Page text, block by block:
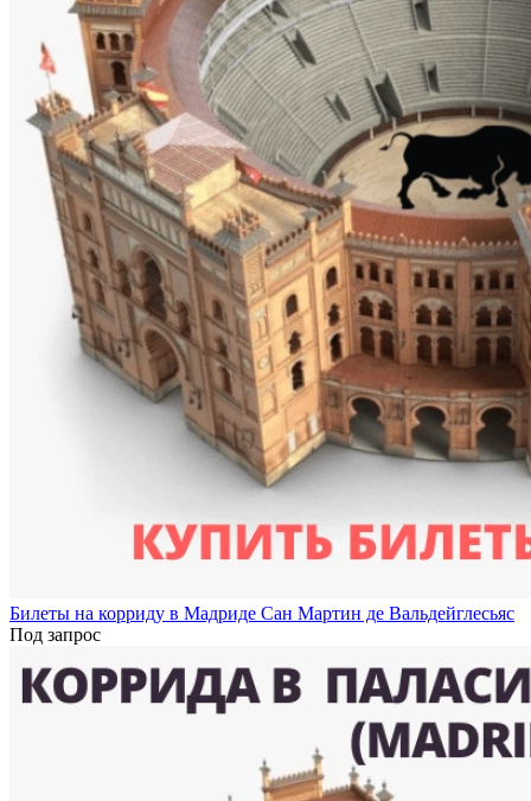
Билеты на корриду в Мадриде Сан Мартин де Вальдейглесьяс
Под запрос